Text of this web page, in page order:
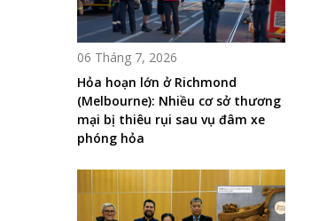
06 Tháng 7, 2026
Hỏa hoạn lớn ở Richmond
(Melbourne): Nhiều cơ sở thương
mại bị thiêu rụi sau vụ đâm xe
phóng hỏa